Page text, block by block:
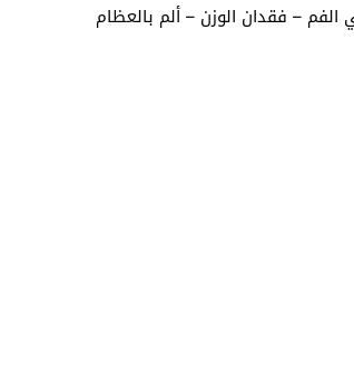
– فقدان الوزن – ألم بالعظام